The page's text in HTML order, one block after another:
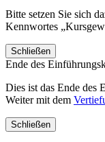
Bitte setzen Sie sich
Kennwortes
Schließen
Ende des
Dies ist das Ende des
Weiter mit dem
Schließen